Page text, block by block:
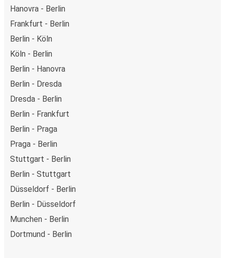
Hanovra - Berlin
Frankfurt - Berlin
Berlin - Köln
Köln - Berlin
Berlin - Hanovra
Berlin - Dresda
Dresda - Berlin
Berlin - Frankfurt
Berlin - Praga
Praga - Berlin
Stuttgart - Berlin
Berlin - Stuttgart
Düsseldorf - Berlin
Berlin - Düsseldorf
Munchen - Berlin
Dortmund - Berlin